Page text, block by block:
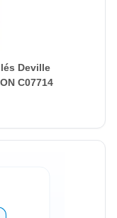
Deville
C07714